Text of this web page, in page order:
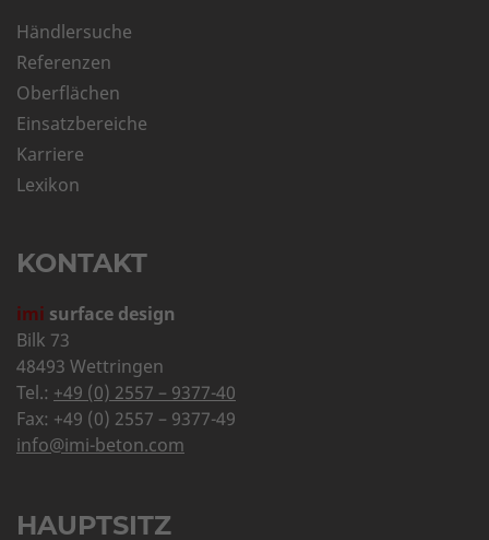
Händlersuche
Referenzen
Oberflächen
Einsatzbereiche
Karriere
Lexikon
KONTAKT
imi surface design
Bilk 73
48493 Wettringen
Tel.: +49 (0) 2557 – 9377-40
Fax: +49 (0) 2557 – 9377-49
info@imi-beton.com
HAUPTSITZ